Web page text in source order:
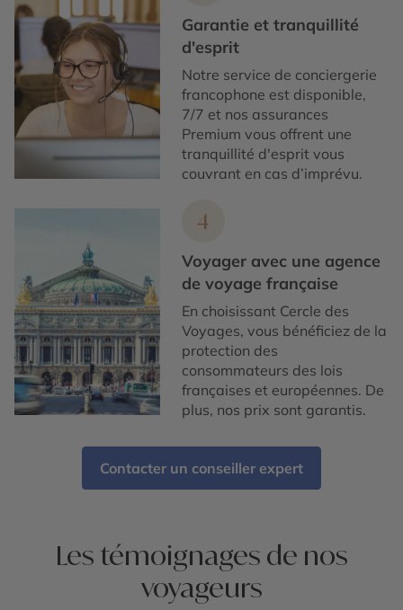
Garantie et tranquillité
d'esprit
Notre service de conciergerie
francophone est disponible,
7/7 et nos assurances
Premium vous offrent une
tranquillité d'esprit vous
couvrant en cas d’imprévu.
4
Voyager avec une agence
de voyage française
En choisissant Cercle des
Voyages, vous bénéficiez de la
protection des
consommateurs des lois
françaises et européennes. De
plus, nos prix sont garantis.
Contacter un conseiller expert
Les témoignages de nos
voyageurs